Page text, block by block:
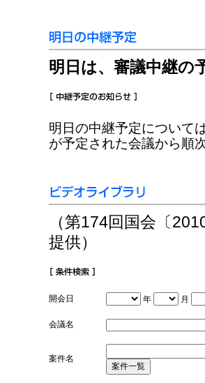
明日は、審議中継の
明日の中継予定について
が予定された会議から順
（第174回国会〔
提供）
開会日 年 月
会議名
案件名